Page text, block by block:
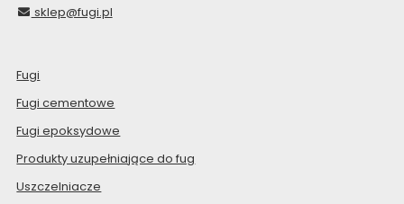
sklep@fugi.pl
Fugi
Fugi cementowe
Fugi epoksydowe
Produkty uzupełniające do fug
Uszczelniacze